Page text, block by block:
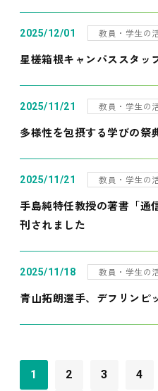
2025/12/01 教員・学生の
星槎箱根キャンパススタッ
2025/11/21 教員・学生の
多様性を包摂する学びの
2025/11/21 教員・学生の
手島純特任教授の著書「通
刊されました
2025/11/18 教員・学生の
青山拓朗選手、デフリンピ
1 2 3 4